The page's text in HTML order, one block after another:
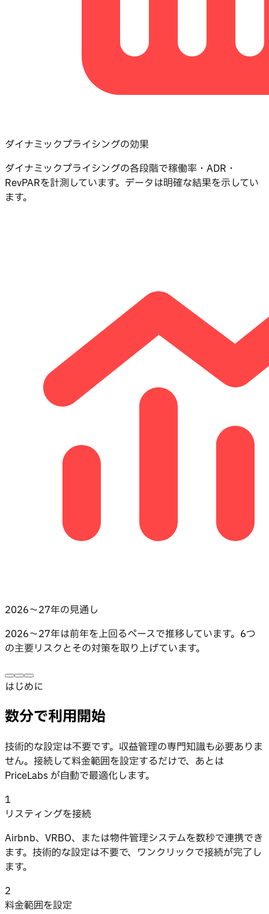
ダイナミックプライシングの効果
ダイナミックプライシングの各段階で稼働率・ADR・
RevPARを計測しています。データは明確な結果を示してい
ます。
2026〜27年の見通し
2026〜27年は前年を上回るペースで推移しています。6つ
の主要リスクとその対策を取り上げています。
はじめに
数分で利用開始
技術的な設定は不要です。収益管理の専門知識も必要ありま
せん。接続して料金範囲を設定するだけで、あとは
PriceLabs が自動で最適化します。
1
リスティングを接続
Airbnb、VRBO、または物件管理システムを数秒で連携でき
ます。技術的な設定は不要で、ワンクリックで接続が完了し
ます。
2
料金範囲を設定